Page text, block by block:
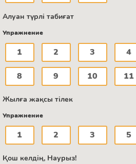
Алуан түрлі табиғат
Упражнение
1 2 3 4
8 9 10 11
Жылға жақсы тілек
Упражнение
1 2 3 5
Қош келдің, Наурыз!